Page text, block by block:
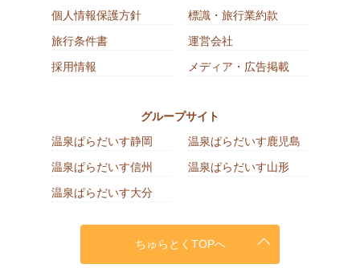
個人情報保護方針
標識・旅行業約款
旅行条件書
運営会社
採用情報
メディア・広告掲載
グループサイト
温泉ぱらだいす静岡
温泉ぱらだいす鹿児島
温泉ぱらだいす信州
温泉ぱらだいす山形
温泉ぱらだいす大分
ちゅらとくTOPへ